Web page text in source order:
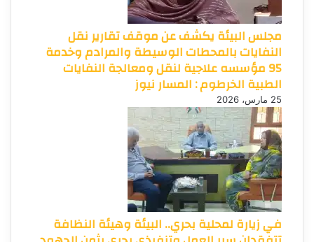
مجلس البيئة يكشف عن موقف تقارير نقل
النفايات بالمحطات الوسيطة والمرادم وخدمة
95 مؤسسه علاجية لنقل ومعالجة النفايات
الطبية الخرطوم : المسار نيوز
25 مارس، 2026
في زيارة لمحلية بحري.. البيئة وهيئة النظافة